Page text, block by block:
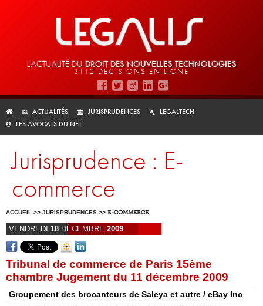
L'ACTUALITÉ DU DROIT DES NOUVELLES TECHNOLOGIES
3112 DÉCISIONS EN LIGNE
ACTUALITÉS JURISPRUDENCES
LEGALTECH
LES AVOCATS DU NET
Jurisprudence : E-
commerce
ACCUEIL >> JURISPRUDENCES >> E-COMMERCE
VENDREDI 18 DÉCEMBRE 2009
Tribunal de commerce de Paris 15ème
chambre Jugement du 11 décembre 2009
Groupement des brocanteurs de Saleya et autre / eBay Inc